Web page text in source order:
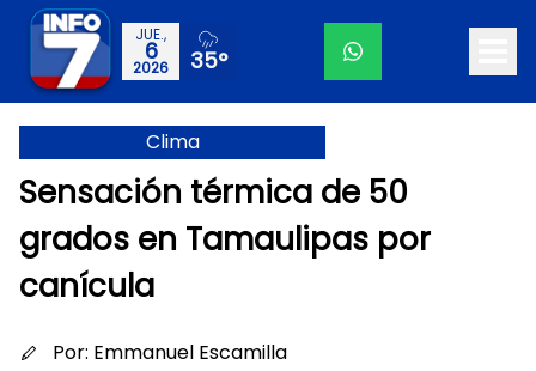
JUE.,
6
2026 35°
Clima
Sensación térmica de 50
grados en Tamaulipas por
canícula
Por: Emmanuel Escamilla